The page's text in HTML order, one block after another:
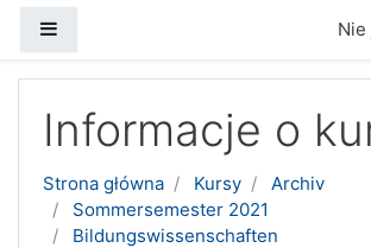
Nie
Informacje o
Strona główna Kursy
Archiv
Sommersemester 2021
Bildungswissenschaften